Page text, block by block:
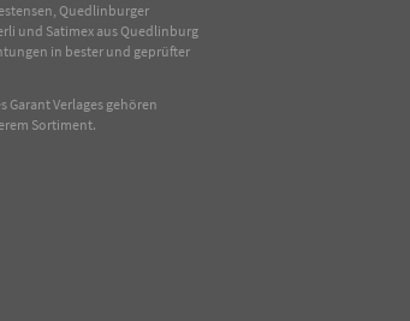
Quedlinburger
und Satimex aus Quedlinburg
in bester und geprüfter
Garant Verlages gehören
Sortiment.